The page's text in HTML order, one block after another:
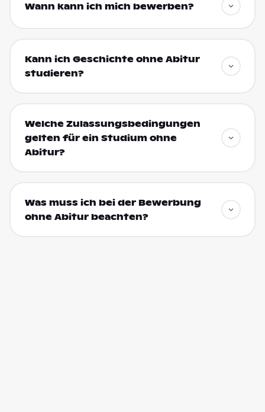
Wann kann ich mich bewerben?
Kann ich Geschichte ohne Abitur
studieren?
Welche Zulassungsbedingungen
gelten für ein Studium ohne
Abitur?
Was muss ich bei der Bewerbung
ohne Abitur beachten?